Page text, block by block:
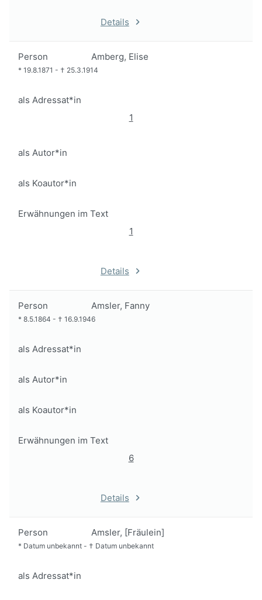
Details
Person Amberg, Elise
* 19.8.1871 - † 25.3.1914
als Adressat*in
1
als Autor*in
als Koautor*in
Erwähnungen im Text
1
Details
Person Amsler, Fanny
* 8.5.1864 - † 16.9.1946
als Adressat*in
als Autor*in
als Koautor*in
Erwähnungen im Text
6
Details
Person Amsler, [Fräulein]
* Datum unbekannt - † Datum unbekannt
als Adressat*in